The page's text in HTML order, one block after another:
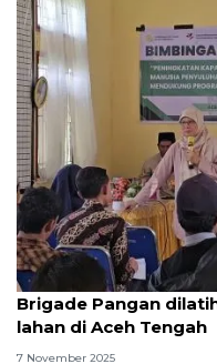
Brigade Pangan
lahan di Aceh Tengah
7 November 2025